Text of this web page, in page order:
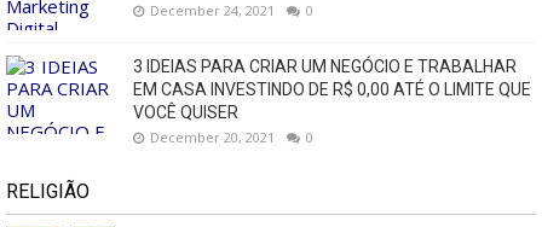
December 24, 2021 0
3 IDEIAS PARA CRIAR UM NEGÓCIO E TRABALHAR
EM CASA INVESTINDO DE R$ 0,00 ATÉ O LIMITE QUE
VOCÊ QUISER
December 20, 2021 0
RELIGIÃO